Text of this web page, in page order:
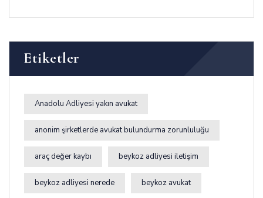
Etiketler
Anadolu Adliyesi yakın avukat
anonim şirketlerde avukat bulundurma zorunluluğu
araç değer kaybı beykoz adliyesi iletişim
beykoz adliyesi nerede beykoz avukat